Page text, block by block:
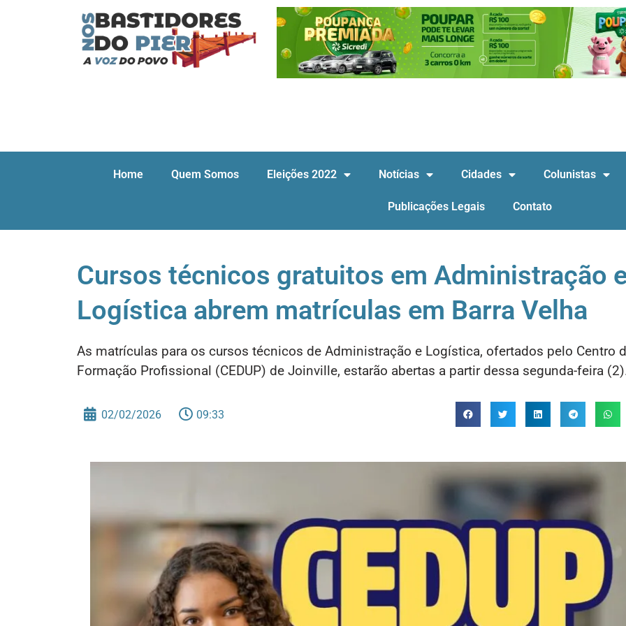
Home Quem Somos Eleições 2022 Notícias Cidades Colunistas
Publicações Legais Contato
Cursos técnicos gratuitos em Administração
Logística abrem matrículas em Barra Velha
As matrículas para os cursos técnicos de Administração e Logística, ofertados pelo Centro
Formação Profissional (CEDUP) de Joinville, estarão abertas a partir dessa segunda-feira
02/02/2026 09:33